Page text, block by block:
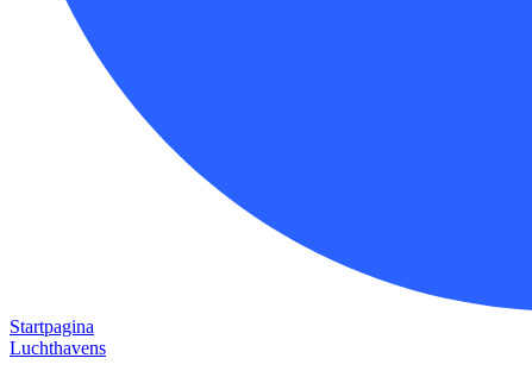
Startpagina
Luchthavens